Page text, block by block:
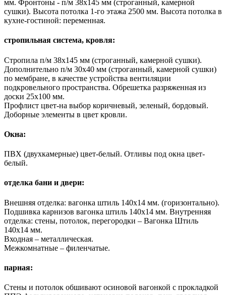
мм. Фронтоны - п/м 38х145 мм (строганный, камерной
сушки). Высота потолка 1-го этажа 2500 мм. Высота потолка в
кухне-гостиной: переменная.
стропильная система, кровля:
Стропила п/м 38х145 мм (строганный, камерной сушки).
Дополнительно п/м 30х40 мм (строганный, камерной сушки)
по мембране, в качестве устройства вентиляции
подкровельного пространства. Обрешетка разряженная из
доски 25х100 мм.
Профлист цвет-на выбор коричневый, зеленый, бордовый.
Доборные элементы в цвет кровли.
Окна:
ПВХ (двухкамерные) цвет-белый. Отливы под окна цвет-
белый.
отделка бани и двери:
Внешняя отделка: вагонка штиль 140х14 мм. (горизонтально).
Подшивка карнизов вагонка штиль 140х14 мм. Внутренняя
отделка: стены, потолок, перегородки – Вагонка Штиль
140х14 мм.
Входная – металлическая.
Межкомнатные – филенчатые.
парная:
Стены и потолок обшивают осиновой вагонкой с прокладкой